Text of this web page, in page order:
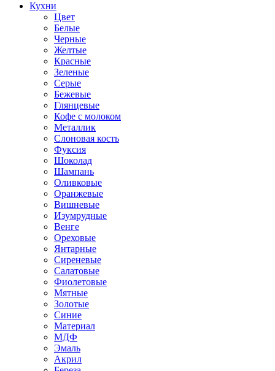
Кухни
Цвет
Белые
Черные
Желтые
Красные
Зеленые
Серые
Бежевые
Глянцевые
Кофе с молоком
Металлик
Слоновая кость
Фуксия
Шоколад
Шампань
Оливковые
Оранжевые
Вишневые
Изумрудные
Венге
Ореховые
Янтарные
Сиреневые
Салатовые
Фиолетовые
Мятные
Золотые
Синие
Материал
МДФ
Эмаль
Акрил